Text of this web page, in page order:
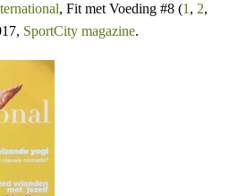
, Fit met Voeding #8 (1 , 2,
SportCity magazine.